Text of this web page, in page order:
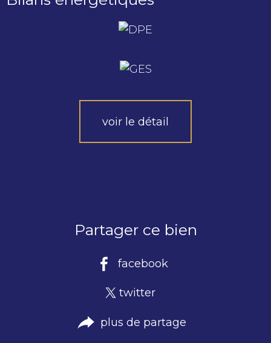
voir le détail
Partager ce bien
facebook
twitter
plus de partage